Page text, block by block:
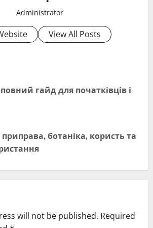
Administrator
View All Posts
гайд для початківців і
ботаніка, користь та
will not be published. Required